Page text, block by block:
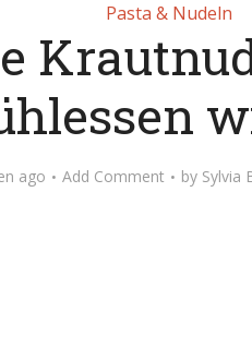
Pasta & Nudeln
ago Add Comment by Sylvia